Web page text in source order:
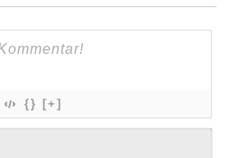
{} [+]